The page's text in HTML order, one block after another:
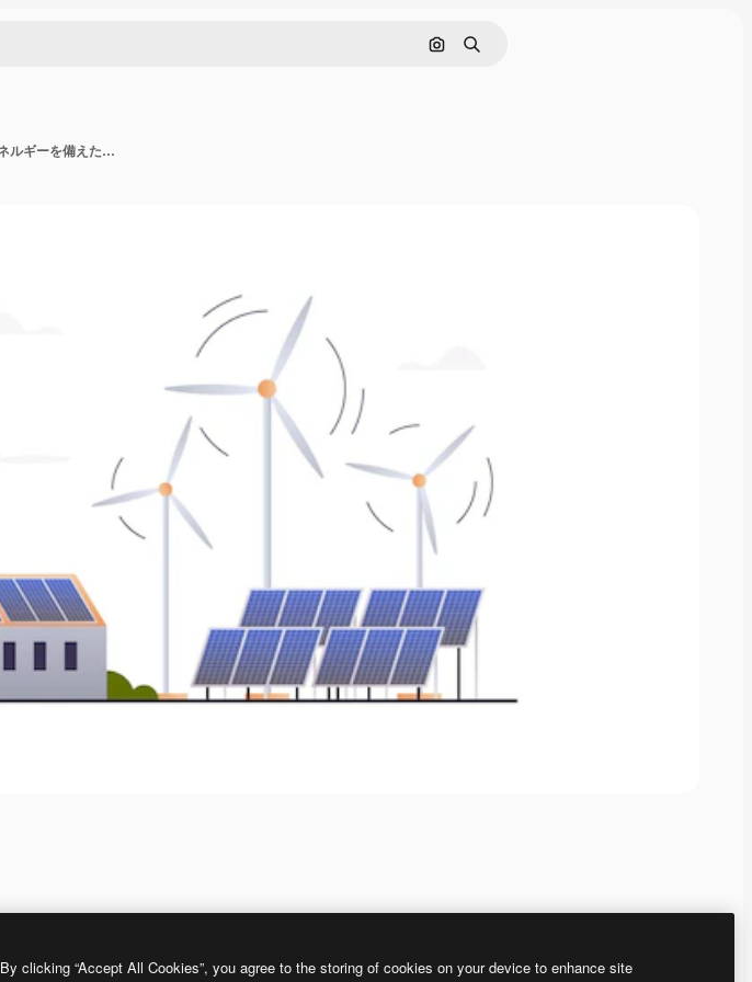
画像で検索
検索
民家や太陽エネルギー パネル、風車、エコタウンの再生可能エネルギーを備えた緑豊かな都心。
By clicking “Accept All Cookies”, you agree to the storing of cookies on your device to enhance site